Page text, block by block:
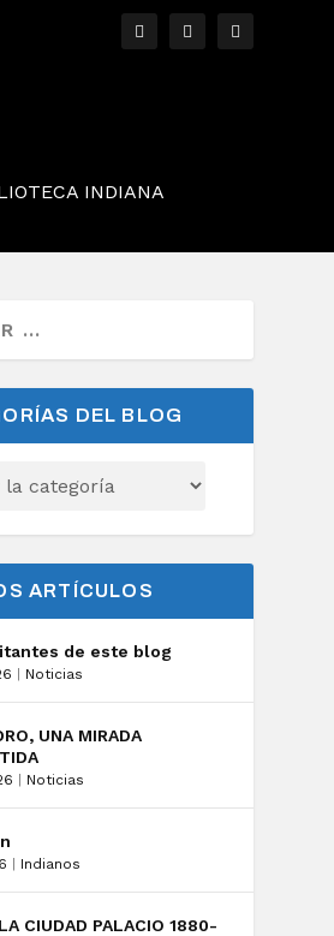
INDIANA
DEL BLOG
ARTÍCULOS
de este blog
Noticias
UNA MIRADA
Noticias
Indianos
CIUDAD PALACIO 1880-